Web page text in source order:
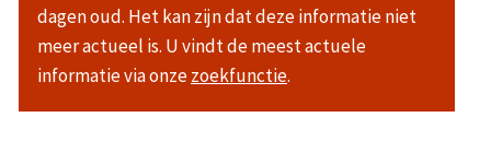
dagen oud. Het kan zijn dat deze informatie niet
meer actueel is. U vindt de meest actuele
informatie via onzezoekfunctie.